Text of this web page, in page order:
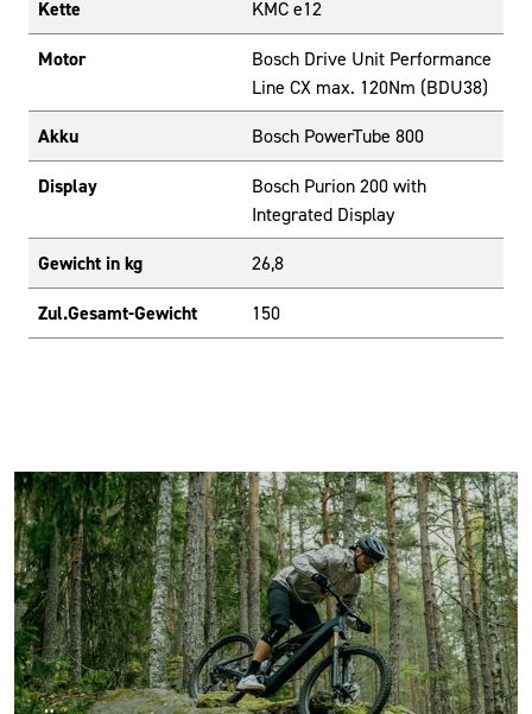
Kette KMC e12
Motor
Bosch Drive Unit Performance
Line CX max. 120Nm (BDU38)
Akku Bosch PowerTube 800
Display
Bosch Purion 200 with
Integrated Display
Gewicht in kg 26,8
Zul.Gesamt-Gewicht 150